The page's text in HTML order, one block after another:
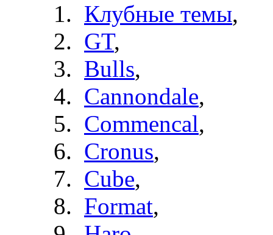
Клубные темы,
GT,
Bulls,
Cannondale,
Commencal,
Cronus,
Cube,
Format,